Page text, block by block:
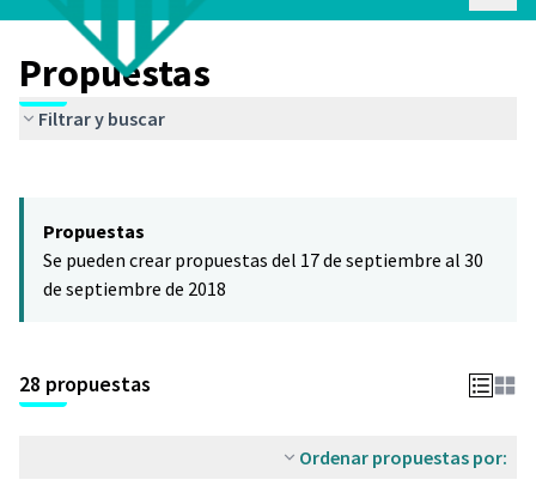
Propuestas
Filtrar y buscar
−
Propuestas
Se pueden crear propuestas del 17 de septiembre al 30
de septiembre de 2018
28 propuestas
Ordenar propuestas por: